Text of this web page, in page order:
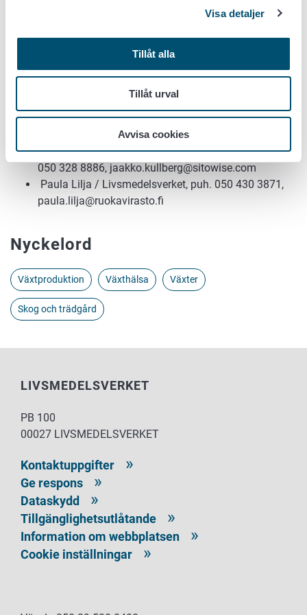
Visa detaljer
Tillåt alla
Tillåt urval
Avvisa cookies
med människans hjälp med frukter och plantor. Det är
växtsundhetscertifikat utfärdat av myndigheterna
karantänskadegörare från att spridas. Import av äppelträd
från länder utanför EU är helt förbjudet.
Jaakko Kullberg / Suomen Perhostutkijain Seura ry.,
050 328 8886, jaakko.kullberg@sitowise.com
Paula Lilja / Livsmedelsverket, puh. 050 430 3871,
paula.lilja@ruokavirasto.fi
Nyckelord
Växtproduktion Växthälsa Växter
Skog och trädgård
LIVSMEDELSVERKET
PB 100
00027 LIVSMEDELSVERKET
Kontaktuppgifter
Ge respons
Dataskydd
Tillgänglighetsutlåtande
Information om webbplatsen
Cookie inställningar